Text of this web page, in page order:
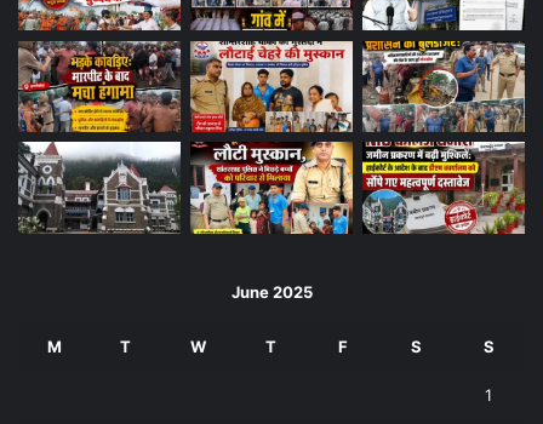
June 2025
M T W T F S S
1